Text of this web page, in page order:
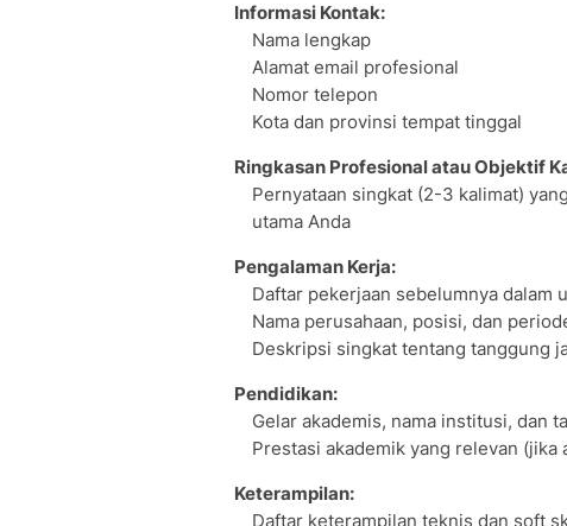
Informasi Kontak:
Nama lengkap
Alamat email profesional
Nomor telepon
Kota dan provinsi tempat tinggal
Ringkasan Profesional atau Objektif
Pernyataan singkat (2-3 kalimat)
utama Anda
Pengalaman Kerja:
Daftar pekerjaan sebelumnya dalam
Nama perusahaan, posisi, dan
Deskripsi singkat tentang tanggung
Pendidikan:
Gelar akademis, nama institusi, dan
Prestasi akademik yang relevan (jika
Keterampilan:
Daftar keterampilan teknis dan soft